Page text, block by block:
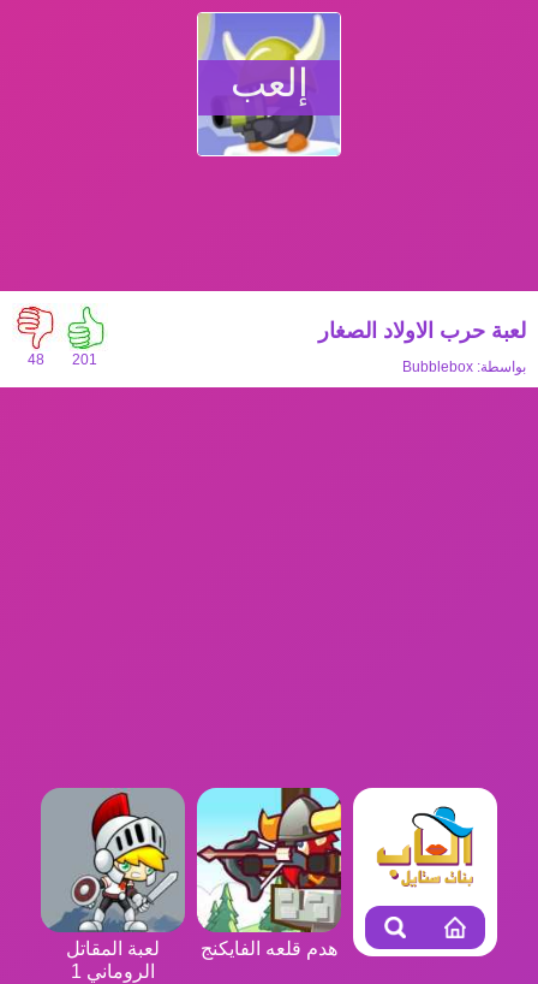
إلعب
48 201
لعبة حرب الاولاد الصغار
بواسطة: Bubblebox
هدم قلعه الفايكنج
لعبة المقاتل
الروماني 1